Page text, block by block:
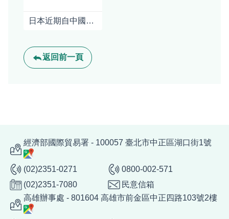
日本近期自中國進口稀土銳減逾八成，導致產業界加速與澳印合作開拓替代供應鏈
返回前一頁
經濟部國際貿易署 - 100057 臺北市中正區湖口街1號
(02)2351-0271
0800-002-571
(02)2351-7080
民意信箱
高雄辦事處 - 801604 高雄市前金區中正四路103號2樓